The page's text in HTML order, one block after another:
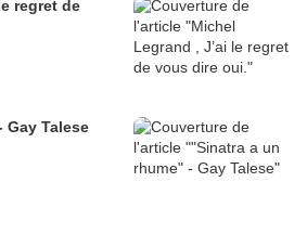
regret de
Gay Talese